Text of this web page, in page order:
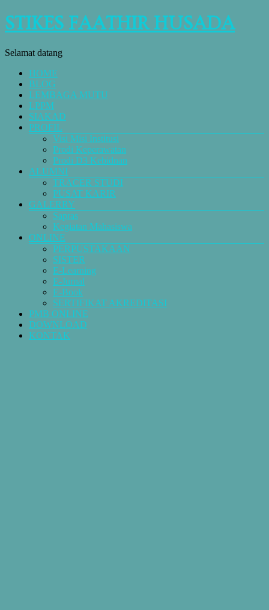
STIKES FAATHIR HUSADA
Selamat datang
HOME
BLOG
LEMBAGA MUTU
LPPM
SIAKAD
PROFIL
Visi Misi Institusi
Prodi Keperawatan
Prodi D3 Kebidnan
ALUMNI
TRACER STUDI
PUSAT KARIR
GALERRY
Sapras
Kegiatan Mahasiswa
ONLINE
PERPUSTAKAAN
SISTER
E-Learning
E-Jurnal
E-Book
SERTIFIKAT AKREDITASI
PMB ONLINE
DOWNLOAD
KONTAK